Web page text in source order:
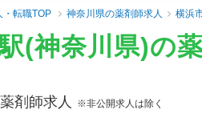
・転職TOP 神奈川県の薬剤師求人 横浜
(神奈川県)の
剤師求人 ※非公開求人は除く